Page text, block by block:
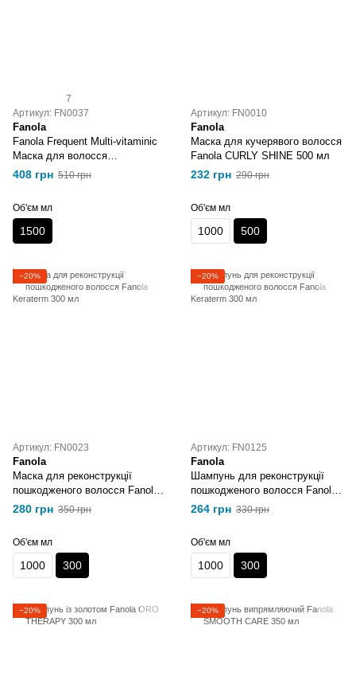
7
Артикул: FN0037
Fanola
Fanola Frequent Multi-vitaminic
Маска для волосся
мультивітамінна 1500 мл
408 грн 510 грн
Об'єм мл
1500
Артикул: FN0010
Fanola
Маска для кучерявого волосся
Fanola CURLY SHINE 500 мл
232 грн 290 грн
Об'єм мл
1000 500
−20%
Артикул: FN0023
Fanola
Маска для реконструкції
пошкодженого волосся Fanola
Keraterm 300 мл
280 грн 350 грн
Об'єм мл
1000 300
−20%
Артикул: FN0125
Fanola
Шампунь для реконструкції
пошкодженого волосся Fanola
Keraterm 300 мл
264 грн 330 грн
Об'єм мл
1000 300
−20% −20%